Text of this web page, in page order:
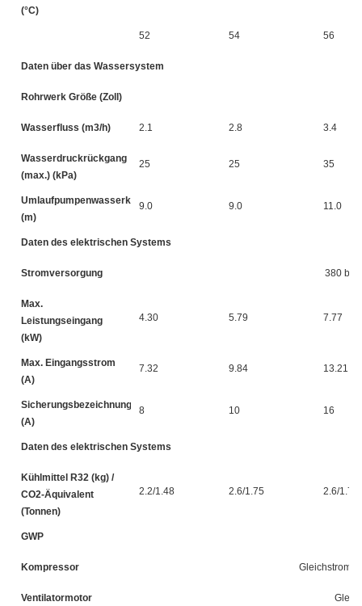
(°C)
52 54 56
Daten über das Wassersystem
Rohrwerk Größe (Zoll)
Wasserfluss (m3/h) 2.1 2.8 3.4
Wasserdruckrückgang
(max.) (kPa)
25 25 35
Umlaufpumpenwasserkopf
(m)
9.0 9.0 11.0
Daten des elektrischen Systems
Stromversorgung 380 bis
Max.
Leistungseingang
(kW)
4.30 5.79 7.77
Max. Eingangsstrom
(A)
7.32 9.84 13.21
Sicherungsbezeichnung
(A)
8 10 16
Daten des elektrischen Systems
Kühlmittel R32 (kg) /
CO2-Äquivalent
(Tonnen)
2.2/1.48 2.6/1.75 2.6/1.75
GWP
Kompressor Gleichstrom-
Ventilatormotor